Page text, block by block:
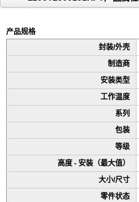
产品规格
封装/外壳
制造商
安装类型
工作温度
系列
包装
等级
高度 - 安装（最大值）
大小/尺寸
零件状态